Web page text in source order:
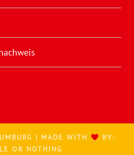
| MADE WITH
BY:
OR NOTHING